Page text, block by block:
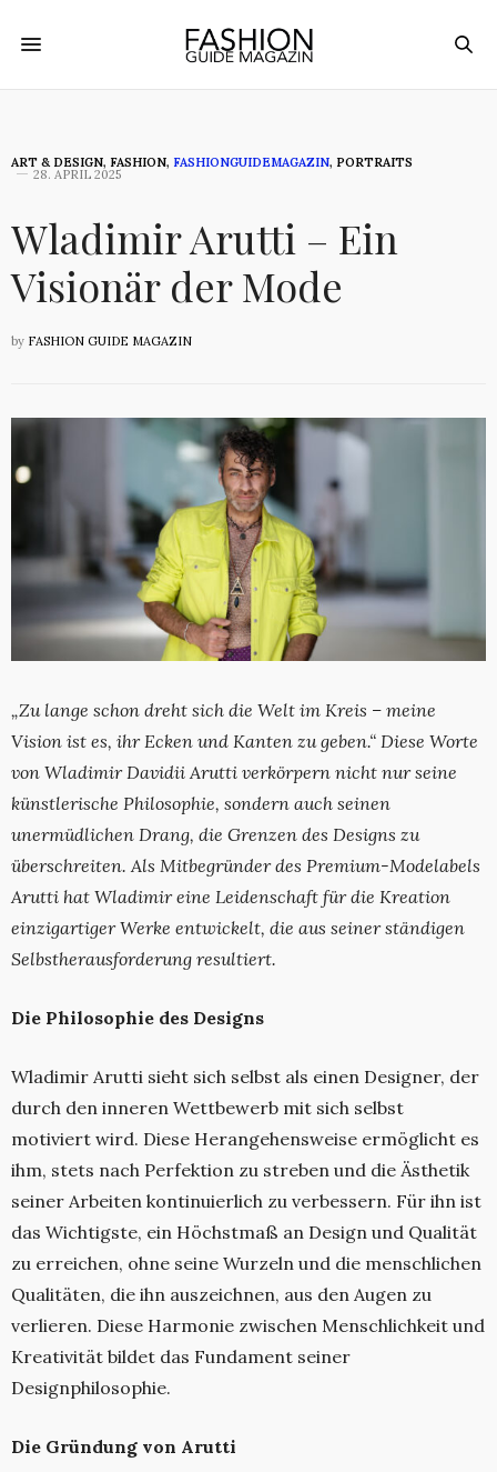
ART & DESIGN, FASHION, FASHIONGUIDEMAGAZIN, PORTRAITS
28. APRIL 2025
Wladimir Arutti – Ein
Visionär der Mode
by FASHION GUIDE MAGAZIN
„Zu lange schon dreht sich die Welt im Kreis – meine
Vision ist es, ihr Ecken und Kanten zu geben.“ Diese Worte
von Wladimir Davidii Arutti verkörpern nicht nur seine
künstlerische Philosophie, sondern auch seinen
unermüdlichen Drang, die Grenzen des Designs zu
überschreiten. Als Mitbegründer des Premium-Modelabels
Arutti hat Wladimir eine Leidenschaft für die Kreation
einzigartiger Werke entwickelt, die aus seiner ständigen
Selbstherausforderung resultiert.
Die Philosophie des Designs
Wladimir Arutti sieht sich selbst als einen Designer, der
durch den inneren Wettbewerb mit sich selbst
motiviert wird. Diese Herangehensweise ermöglicht es
ihm, stets nach Perfektion zu streben und die Ästhetik
seiner Arbeiten kontinuierlich zu verbessern. Für ihn ist
das Wichtigste, ein Höchstmaß an Design und Qualität
zu erreichen, ohne seine Wurzeln und die menschlichen
Qualitäten, die ihn auszeichnen, aus den Augen zu
verlieren. Diese Harmonie zwischen Menschlichkeit und
Kreativität bildet das Fundament seiner
Designphilosophie.
Die Gründung von Arutti